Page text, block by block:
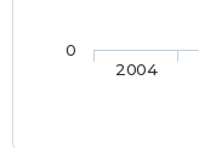
2004
0